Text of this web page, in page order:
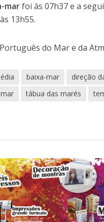
marfoi às 07h37 e a
13h55.
do Mar e da
baixa-mar direção
tábua das marés